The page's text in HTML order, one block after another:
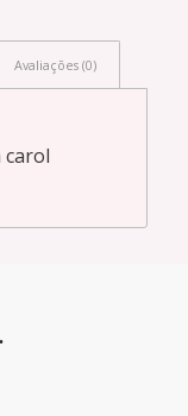
Avaliações (0)